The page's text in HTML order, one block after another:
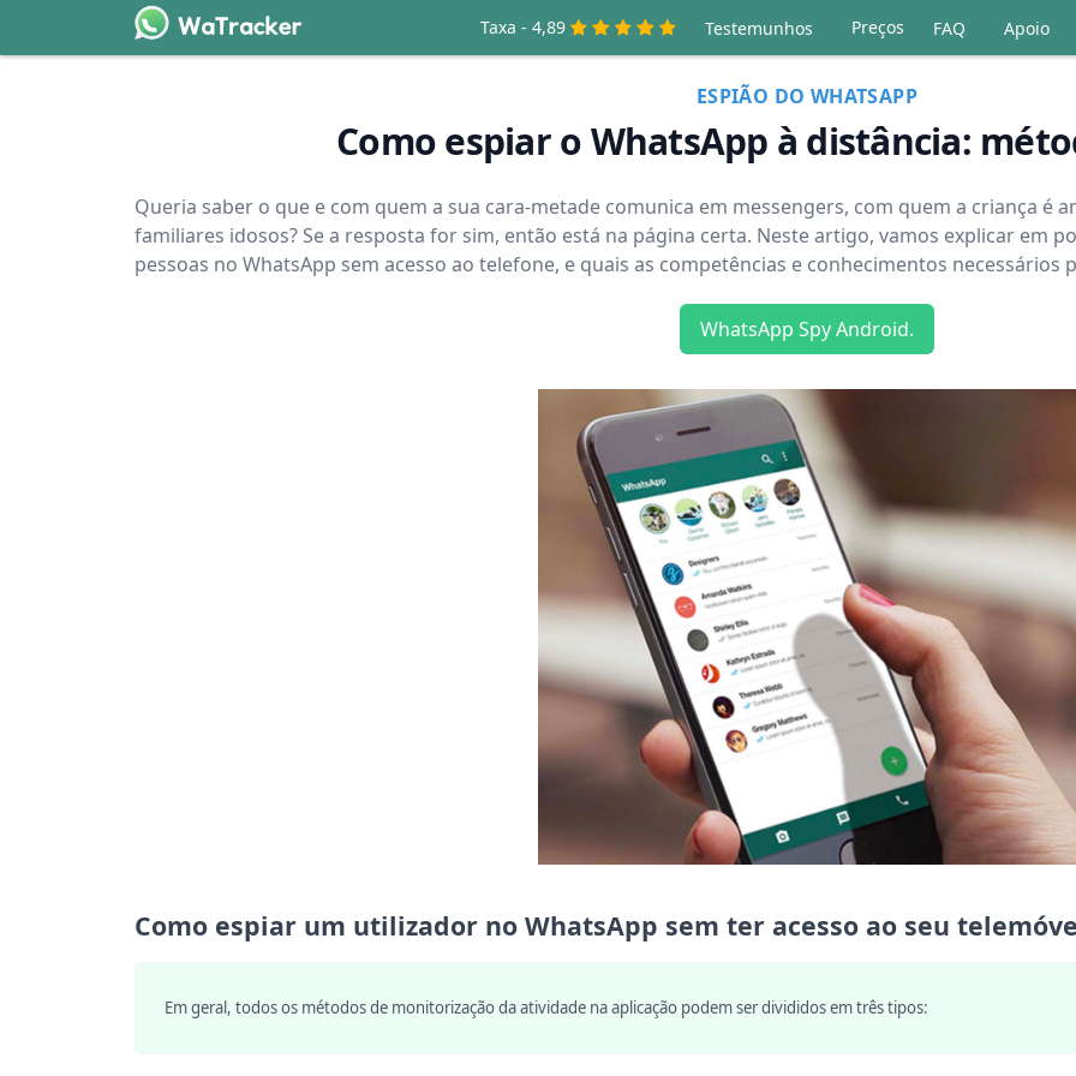
Taxa - 4,89 Testemunhos Preços FAQ Apoio
ESPIÃO DO WHATSAPP
Como espiar o WhatsApp à distância:
Queria saber o que e com quem a sua cara-metade comunica em messengers, com quem a criança é
familiares idosos? Se a resposta for sim, então está na página certa. Neste artigo, vamos explicar em
pessoas no WhatsApp sem acesso ao telefone, e quais as competências e conhecimentos necessários
WhatsApp Spy Android.
Como espiar um utilizador no WhatsApp sem ter acesso ao seu
Em geral, todos os métodos de monitorização da atividade na aplicação podem ser divididos em três tipos: